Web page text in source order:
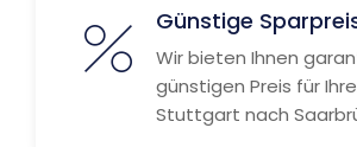
Günstige
Wir bieten Ihnen
günstigen Preis für
Stuttgart nach